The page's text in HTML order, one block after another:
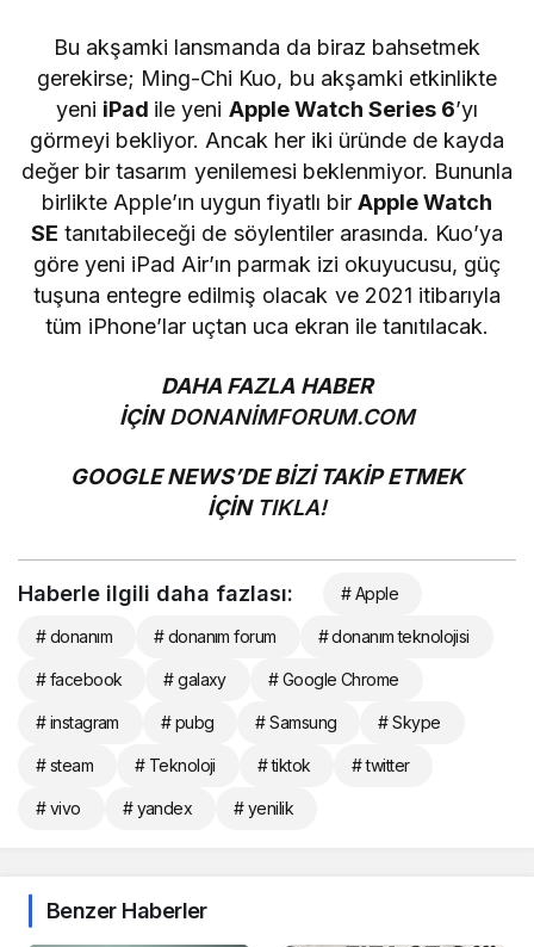
Bu akşamki lansmanda da biraz bahsetmek
gerekirse; Ming-Chi Kuo, bu akşamki etkinlikte
yeni iPad ile yeni Apple Watch Series 6’yı
görmeyi bekliyor. Ancak her iki üründe de kayda
değer bir tasarım yenilemesi beklenmiyor. Bununla
birlikte Apple’ın uygun fiyatlı birApple Watch
SE tanıtabileceği de söylentiler arasında. Kuo’ya
göre yeni iPad Air’ın parmak izi okuyucusu, güç
tuşuna entegre edilmiş olacak ve 2021 itibarıyla
tüm iPhone’lar uçtan uca ekran ile tanıtılacak.
DAHA FAZLA HABER
İÇİNDONANİMFORUM.COM
GOOGLE NEWS’DE BİZİ TAKİP ETMEK
İÇİN TIKLA!
Haberle ilgili daha fazlası: # Apple
# donanım # donanım forum # donanım teknolojisi
# facebook # galaxy # Google Chrome
# instagram # pubg # Samsung # Skype
# steam # Teknoloji # tiktok # twitter
# vivo # yandex # yenilik
Benzer Haberler